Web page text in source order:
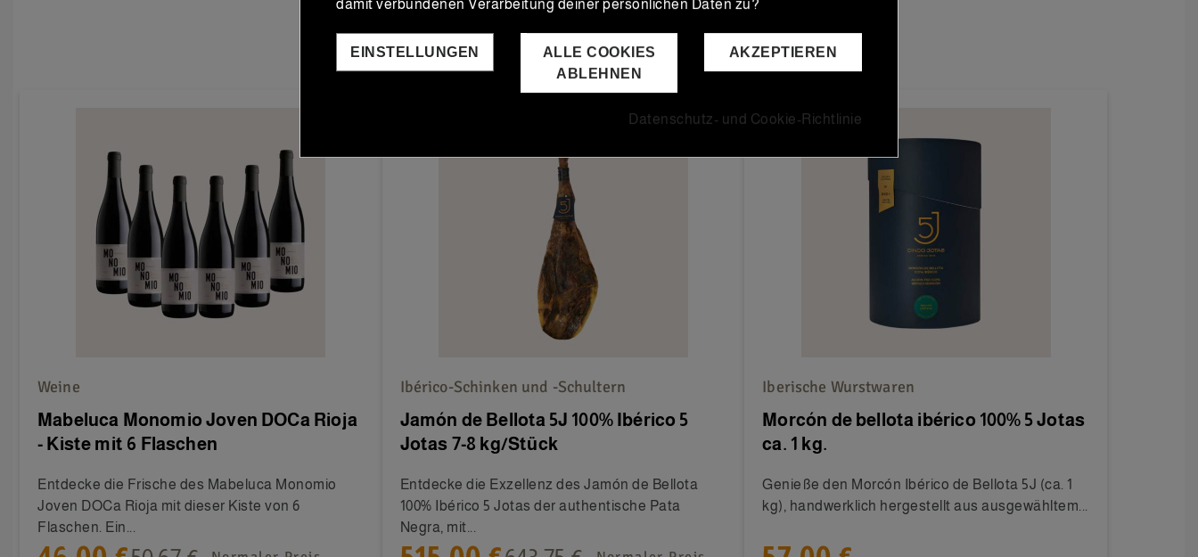
Weine
Mabeluca Monomio Joven DOCa Rioja
- Kiste mit 6 Flaschen
Entdecke die Frische des Mabeluca Monomio
Joven DOCa Rioja mit dieser Kiste von 6
Flaschen. Ein...
Ibérico-Schinken und -Schultern
Jamón de Bellota 5J 100% Ibérico 5
Jotas 7-8 kg/Stück
Entdecke die Exzellenz des Jamón de Bellota
100% Ibérico 5 Jotas der authentische Pata
Negra, mit...
Iberische Wurstwaren
Morcón de bellota ibérico 100% 5 Jotas
ca. 1 kg.
Genieße den Morcón Ibérico de Bellota 5J (ca. 1
kg), handwerklich hergestellt aus ausgewähltem...
damit verbundenen Verarbeitung deiner persönlichen Daten zu?
AKZEPTIEREN
ALLE COOKIES
ABLEHNEN
EINSTELLUNGEN
Datenschutz- und Cookie-Richtlinie